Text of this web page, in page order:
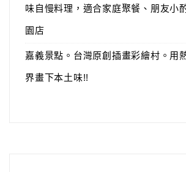
味自慢料理，適合家庭聚餐、朋友小
園店
嘉義景點。台灣原創插畫彩繪村。用
界畫下本土味!!